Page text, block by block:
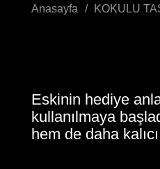
Anasayfa / KOKULU
Eskinin hediye
kullanılmaya
hem de daha